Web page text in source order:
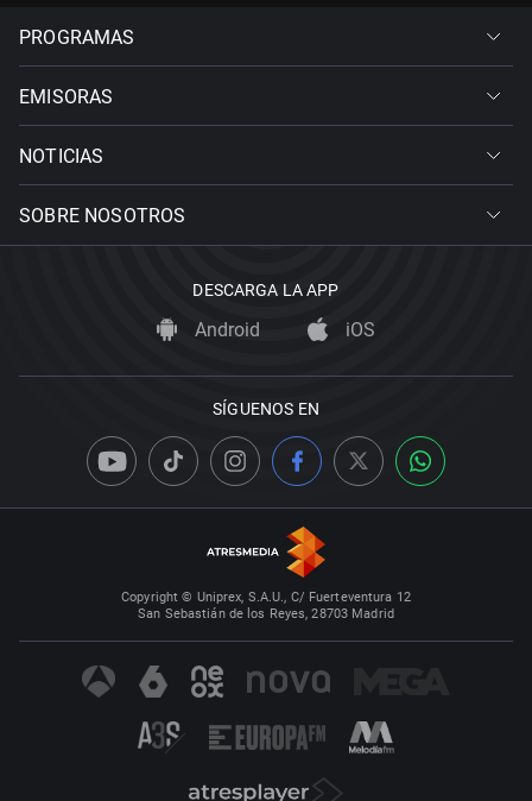
PROGRAMAS
EMISORAS
NOTICIAS
SOBRE NOSOTROS
DESCARGA LA APP
Android iOS
SÍGUENOS EN
Copyright © Uniprex, S.A.U., C/ Fuerteventura 12
San Sebastián de los Reyes, 28703 Madrid